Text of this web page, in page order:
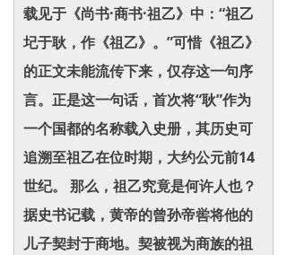
载见于《尚书·商书·祖乙》中：“祖乙
圮于耿，作《祖乙》。”可惜《祖乙》
的正文未能流传下来，仅存这一句序
言。正是这一句话，首次将“耿”作为
一个国都的名称载入史册，其历史可
追溯至祖乙在位时期，大约公元前14
世纪。 那么，祖乙究竟是何许人也？
据史书记载，黄帝的曾孙帝喾将他的
儿子契封于商地。契被视为商族的祖